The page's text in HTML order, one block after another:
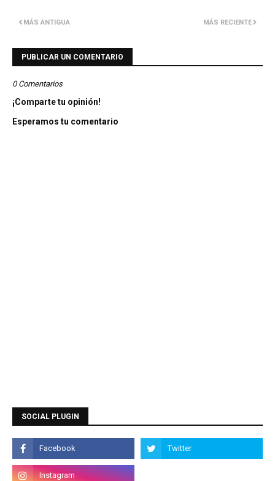
MÁS RECIENTE
MÁS ANTIGUA
PUBLICAR UN COMENTARIO
0 Comentarios
¡Comparte tu opinión!
Esperamos tu comentario
SOCIAL PLUGIN